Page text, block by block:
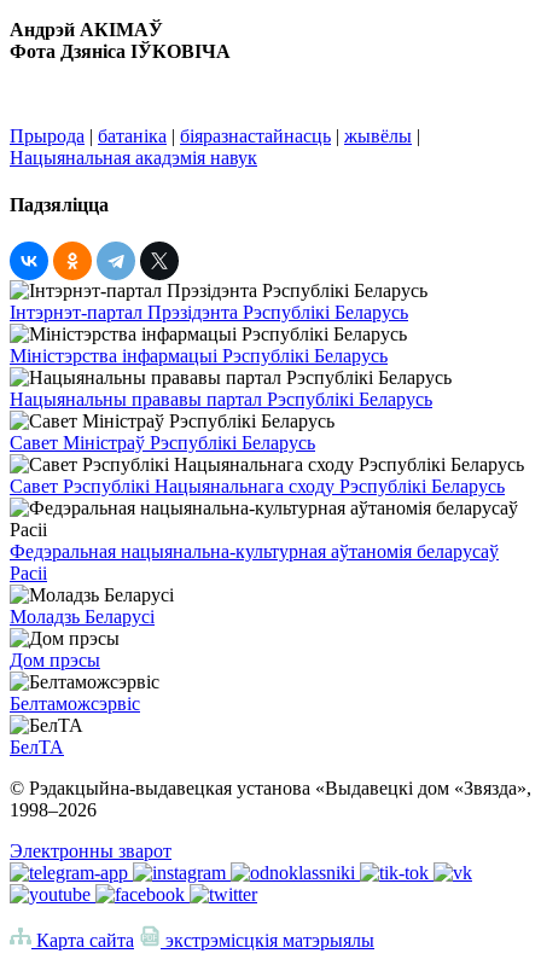
Андрэй АКІМАЎ
Фота Дзяніса ІЎКОВІЧА
Прырода | батаніка | біяразнастайнасць | жывёлы |
Нацыянальная акадэмія навук
Падзяліцца
Інтэрнэт-партал Прэзідэнта Рэспублікі Беларусь
Міністэрства інфармацыі Рэспублікі Беларусь
Нацыянальны прававы партал Рэспублікі Беларусь
Савет Міністраў Рэспублікі Беларусь
Савет Рэспублікі Нацыянальнага сходу Рэспублікі Беларусь
Федэральная нацыянальна-культурная аўтаномія беларусаў
Расіі
Моладзь Беларусі
Дом прэсы
Белтаможсэрвіс
БелТА
© Рэдакцыйна-выдавецкая установа «Выдавецкі дом «Звязда»,
1998–2026
Электронны зварот
Карта сайта экстрэмісцкія матэрыялы